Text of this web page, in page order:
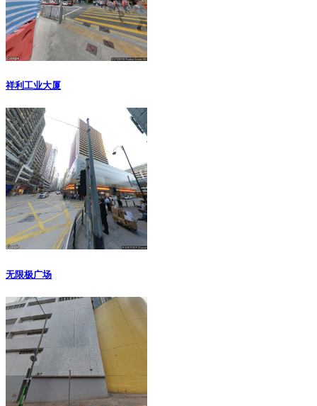
祥利工业大厦
无限极广场